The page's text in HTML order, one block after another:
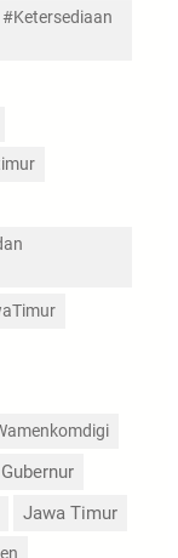
Gubernur
Jawa Timur